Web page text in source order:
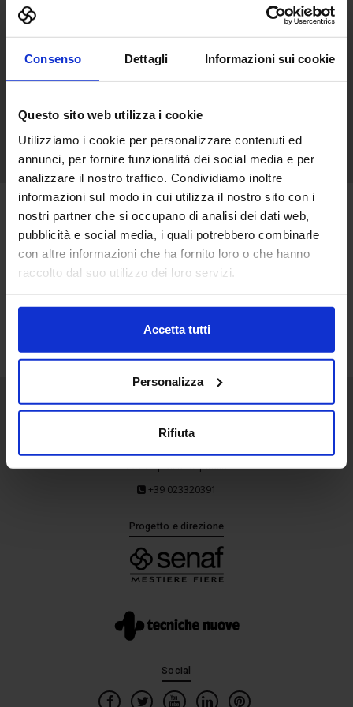
Consenso Dettagli Informazioni sui cookie
Questo sito web utilizza i cookie
Utilizziamo i cookie per personalizzare contenuti ed
annunci, per fornire funzionalità dei social media e per
analizzare il nostro traffico. Condividiamo inoltre
informazioni sul modo in cui utilizza il nostro sito con i
nostri partner che si occupano di analisi dei dati web,
pubblicità e social media, i quali potrebbero combinarle
con altre informazioni che ha fornito loro o che hanno
raccolto dal suo utilizzo dei loro servizi.
Accetta tutti
Personalizza
Rifiuta
Prodotto
Novità di prodotto
Comunicati stampa espositori
Prodotti
Nessun prodotto
trovato
Senaf srl
Via Eritrea 21/A
20157 | Milano | Italia
+39 023320391
Progetto e direzione
Social